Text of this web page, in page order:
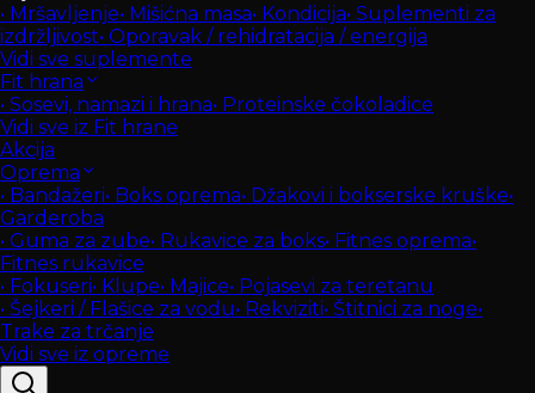
• Mršavljenje• Mišićna masa• Kondicija• Suplementi za
izdržljivost• Oporavak / rehidratacija / energija
Vidi sve suplemente
Fit hrana
• Sosevi, namazi i hrana• Proteinske čokoladice
Vidi sve iz Fit hrane
Akcija
Oprema
• Bandažeri• Boks oprema• Džakovi i bokserske kruške•
Garderoba
• Guma za zube• Rukavice za boks• Fitnes oprema•
Fitnes rukavice
• Fokuseri• Klupe• Majice• Pojasevi za teretanu
• Šejkeri / Flašice za vodu• Rekviziti• Štitnici za noge•
Trake za trčanje
Vidi sve iz opreme